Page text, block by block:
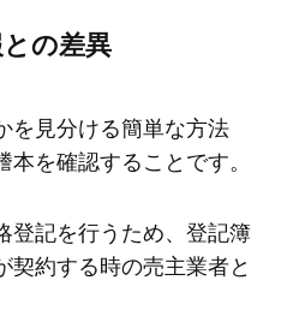
の差異
を見分ける簡単な方法
を確認することです。
登記を行うため、登記簿
契約する時の売主業者と